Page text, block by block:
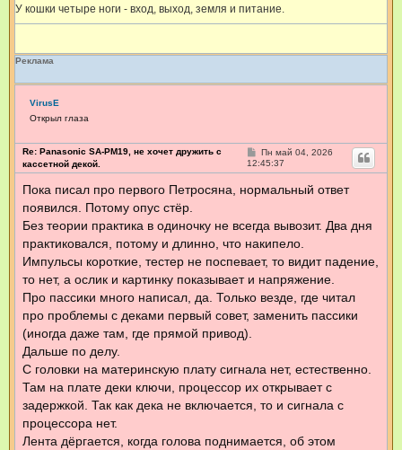
У кошки четыре ноги - вход, выход, земля и питание.
Реклама
VirusE
Открыл глаза
Re: Panasonic SA-PM19, не хочет дружить с
кассетной декой.
С
о
о
щ
и
Пн май 04, 2026
12:45:37
Пока писал про первого Петросяна, нормальный ответ
появился. Потому опус стёр.
Без теории практика в одиночку не всегда вывозит. Два дня
практиковался, потому и длинно, что накипело.
Импульсы короткие, тестер не поспевает, то видит падение,
то нет, а ослик и картинку показывает и напряжение.
Про пассики много написал, да. Только везде, где читал
про проблемы с деками первый совет, заменить пассики
(иногда даже там, где прямой привод).
Дальше по делу.
С головки на материнскую плату сигнала нет, естественно.
Там на плате деки ключи, процессор их открывает с
задержкой. Так как дека не включается, то и сигнала с
процессора нет.
Лента дёргается, когда голова поднимается, об этом